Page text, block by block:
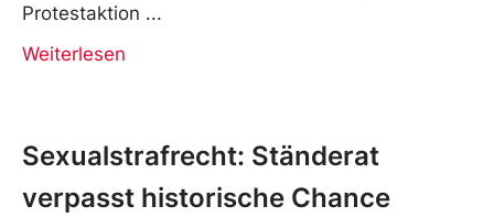
Protestaktion
Weiterlesen
Sexualstrafrecht: Ständerat
verpasst historische Chance